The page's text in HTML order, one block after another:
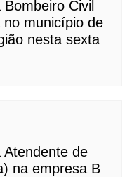
Civil
município de
nesta sexta
Atendente de
na empresa B